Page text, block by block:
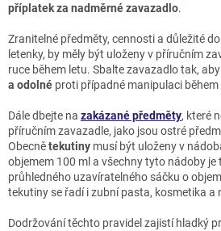
příplatek za nadměrné zavazadlo.
Zranitelné předměty, cennosti a důležité
letenky, by měly být uloženy v příručním
ruce během letu. Sbalte zavazadlo tak,
a odolné proti případné manipulaci během
Dále dbejte na zakázané předměty, které
příručním zavazadle, jako jsou ostré
Obecnětekutiny musí být uloženy v
objemem 100 ml a všechny tyto nádoby
průhledného uzavíratelného sáčku o
tekutiny se řadí i zubní pasta, kosmetika a
Dodržování těchto pravidel zajistí hladký